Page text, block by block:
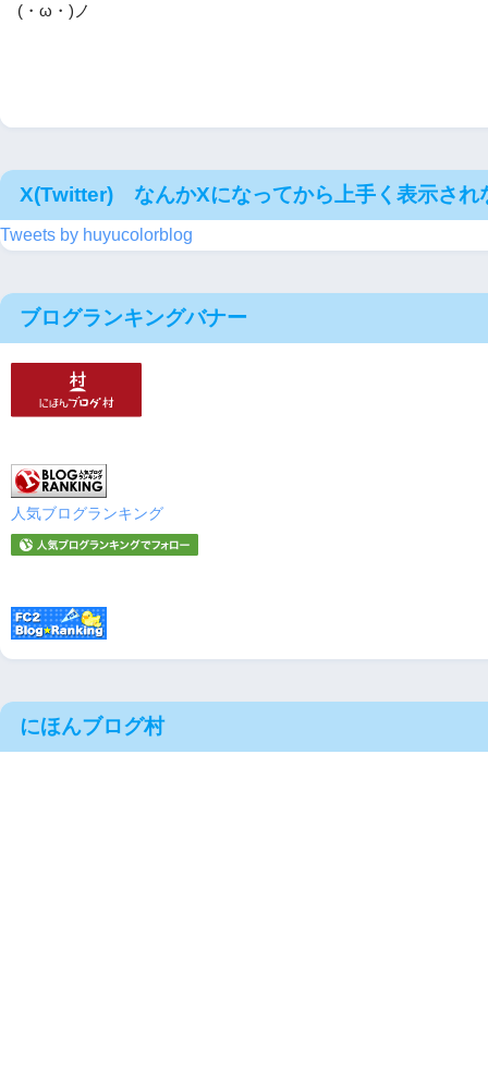
(・ω・)ノ
X(Twitter) なんかXになってから上手く表示され
Tweets by huyucolorblog
ブログランキングバナー
人気ブログランキング
にほんブログ村